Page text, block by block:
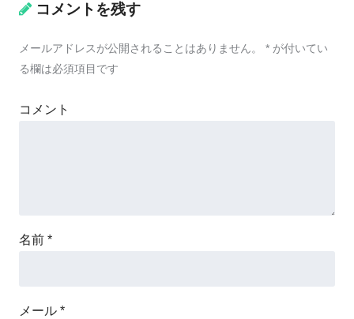
コメントを残す
メールアドレスが公開されることはありません。 * が付いてい
る欄は必須項目です
コメント
名前 *
メール *